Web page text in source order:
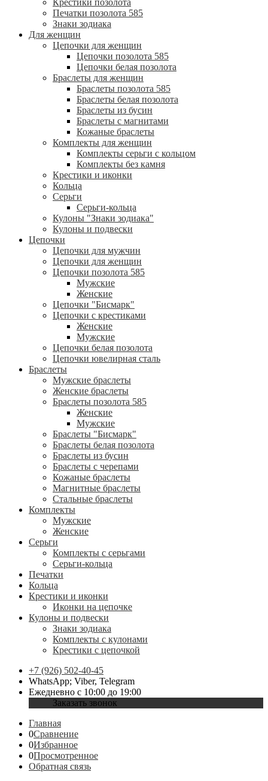
Крестики позолота
Печатки позолота 585
Знаки зодиака
Для женщин
Цепочки для женщин
Цепочки позолота 585
Цепочки белая позолота
Браслеты для женщин
Браслеты позолота 585
Браслеты белая позолота
Браслеты из бусин
Браслеты с магнитами
Кожаные браслеты
Комплекты для женщин
Комплекты серьги с кольцом
Комплекты без камня
Крестики и иконки
Кольца
Серьги
Серьги-кольца
Кулоны "Знаки зодиака"
Кулоны и подвески
Цепочки
Цепочки для мужчин
Цепочки для женщин
Цепочки позолота 585
Мужские
Женские
Цепочки "Бисмарк"
Цепочки с крестиками
Женские
Мужские
Цепочки белая позолота
Цепочки ювелирная сталь
Браслеты
Мужские браслеты
Женские браслеты
Браслеты позолота 585
Женские
Мужские
Браслеты "Бисмарк"
Браслеты белая позолота
Браслеты из бусин
Браслеты с черепами
Кожаные браслеты
Магнитные браслеты
Стальные браслеты
Комплекты
Мужские
Женские
Серьги
Комплекты с серьгами
Серьги-кольца
Печатки
Кольца
Крестики и иконки
Иконки на цепочке
Кулоны и подвески
Знаки зодиака
Комплекты с кулонами
Крестики с цепочкой
+7 (926) 502-40-45
WhatsApp; Viber, Telegram
Ежедневно с 10:00 до 19:00
Заказать звонок
Главная
0Сравнение
0Избранное
0Просмотренное
Обратная связь